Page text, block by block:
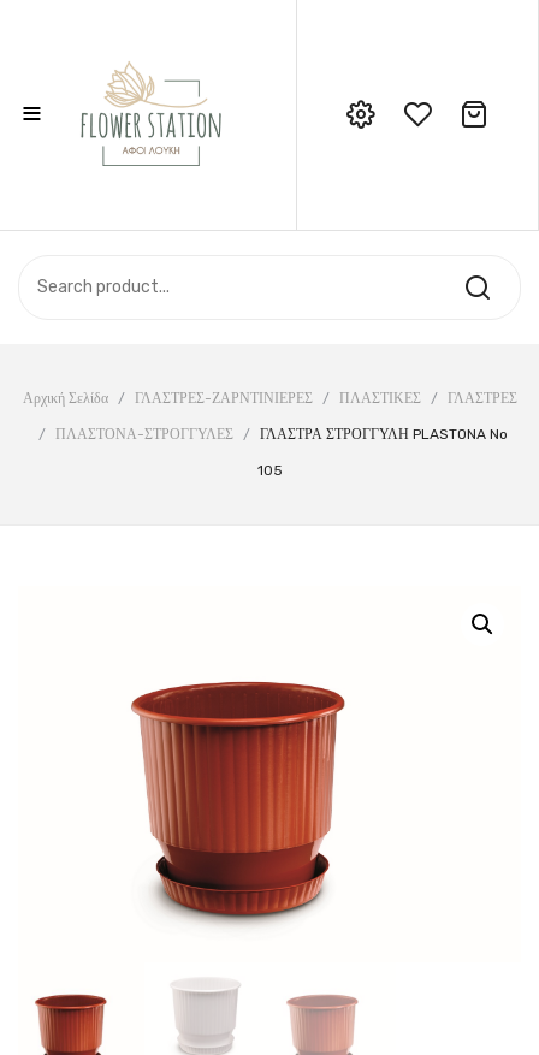
≡
ΕΠΙΚΟΙΝΩΝΊΑ
Αρχική Σελίδα / ΓΛΑΣΤΡΕΣ-ΖΑΡΝΤΙΝΙΕΡΕΣ / ΠΛΑΣΤΙΚΕΣ / ΓΛΑΣΤΡΕΣ
/ ΠΛΑΣΤΟΝΑ-ΣΤΡΟΓΓΥΛΕΣ / ΓΛΑΣΤΡΑ ΣΤΡΟΓΓΥΛΗ PLASTONA No
105